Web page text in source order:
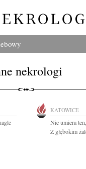
nekrologi
KATOWICE
Nie umiera
Z głębokim